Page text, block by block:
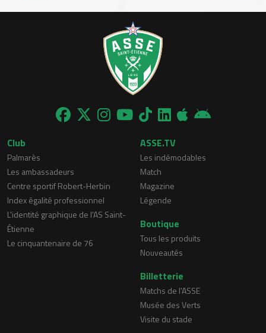
Club
Palmarès
Les ambassadeurs
Centre sportif Robert-Herbin
Index égalité professionnel
L'identité graphique de l'AS Saint-
Étienne
Le cinquantenaire de 76
ASSE.TV
Les indémodables
Match
Magazine
Légende
Boutique
Tous les produits
Nouveautés
Billetterie
Matchs de l'ASSE
Musée des Verts
Visite du stade